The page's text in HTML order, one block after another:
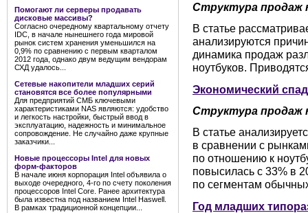
Помогают ли серверы продавать
дисковые массивы?
Согласно очередному квартальному отчету
IDC, в начале нынешнего года мировой
рынок систем хранения уменьшился на
0,9% по сравнению с первым кварталом
2012 года, однако двум ведущим вендорам
СХД удалось...
Сетевые накопители младших серий
становятся все более популярными
Для предприятий СМБ ключевыми
характеристиками NAS являются: удобство
и легкость настройки, быстрый ввод в
эксплуатацию, надежность и минимальное
сопровождение. Не случайно даже крупные
заказчики...
Новые процессоры Intel для новых
форм-факторов
В начале июня корпорация Intel объявила о
выходе очередного, 4-го по счету поколения
процессоров Intel Core. Ранее архитектура
была известна под названием Intel Haswell.
В рамках традиционной концепции...
Структура продаж
В статье
анализируются
динамика продаж
ноутбуков.
Экономический спад
Структура продаж
В статье
в сравнении с
по отношению к
повысилась с 33% в
по сегментам
Год младших